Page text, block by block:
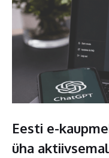
Eesti e-
üha